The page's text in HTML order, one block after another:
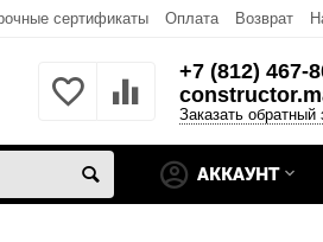
сертификаты Оплата Возврат
+7 (812) 467-
Заказать обратный
АККАУНТ